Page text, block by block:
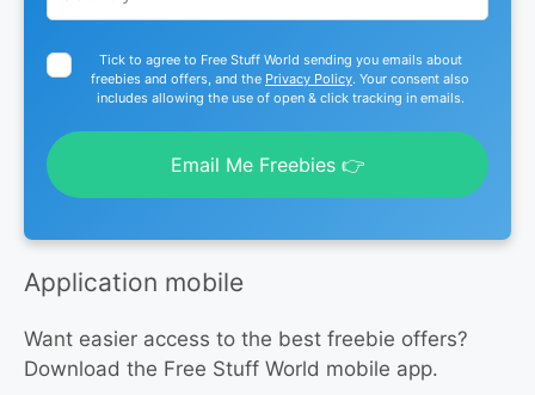
Tick to agree to Free Stuff World sending you emails about
freebies and offers, and the Privacy Policy. Your consent also
includes allowing the use of open & click tracking in emails.
Email Me Freebies 👉
Application mobile
Want easier access to the best freebie offers?
Download the Free Stuff World mobile app.